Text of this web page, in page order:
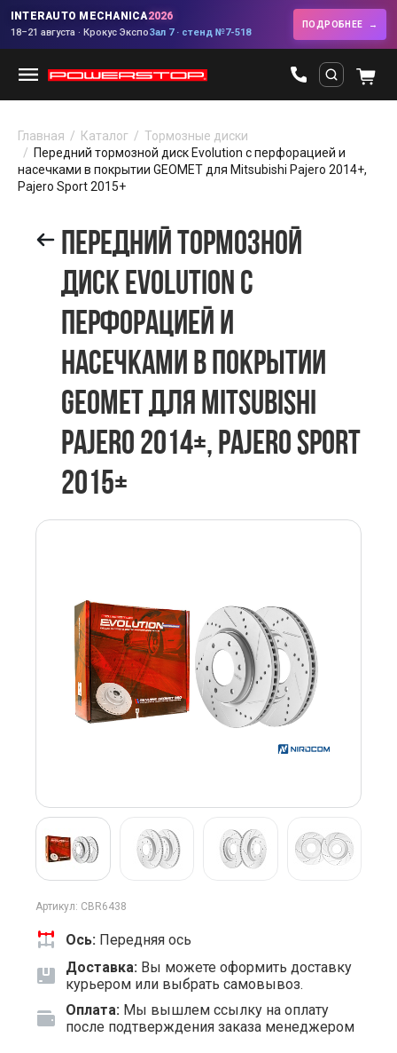
INTERAUTO MECHANICA2026
18–21 августа · Крокус ЭкспоЗал 7 · стенд №7-518
ПОДРОБНЕЕ
Главная Каталог
Тормозные диски
Передний тормозной диск Evolution с перфорацией и
насечками в покрытии GEOMET для Mitsubishi Pajero 2014+,
Pajero Sport 2015+
ПЕРЕДНИЙ ТОРМОЗНОЙ
ДИСК EVOLUTION С
ПЕРФОРАЦИЕЙ И
НАСЕЧКАМИ В ПОКРЫТИИ
GEOMET ДЛЯ MITSUBISHI
PAJERO 2014+, PAJERO SPORT
2015+
Артикул: CBR6438
Ось: Передняя ось
Доставка: Вы можете оформить доставку
курьером или выбрать самовывоз.
Оплата: Мы вышлем ссылку на оплату
после подтверждения заказа менеджером